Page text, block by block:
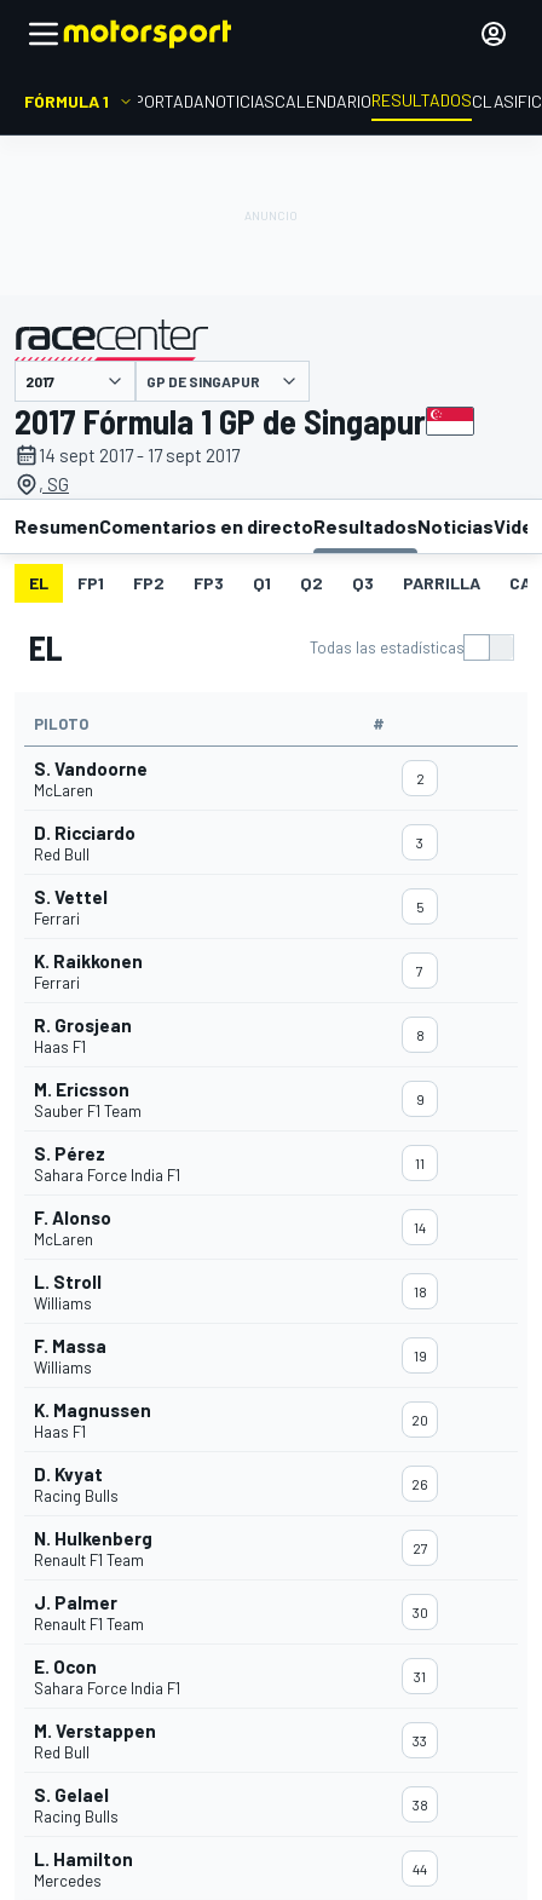
FÓRMULA 1 PORTADANOTICIASCALENDARIORESULTADOS
presentado por GP DE SINGAPUR
2017 Fórmula 1 GP de Singapur
14 sept 2017 - 17 sept 2017
, SG
ResumenComentarios en directoResultadosNoticias
EL FP1 FP2 FP3 Q1 Q2 Q3 PARRILLA
EL Todas las estadísticas
PILOTO #
S. Vandoorne
McLaren
2
D. Ricciardo
Red Bull
3
S. Vettel
Ferrari
5
K. Raikkonen
Ferrari
7
R. Grosjean
Haas F1
8
M. Ericsson
Sauber F1 Team
9
S. Pérez
Sahara Force India F1
11
F. Alonso
McLaren
14
L. Stroll
Williams
18
F. Massa
Williams
19
K. Magnussen
Haas F1
20
D. Kvyat
Racing Bulls
26
N. Hulkenberg
Renault F1 Team
27
J. Palmer
Renault F1 Team
30
E. Ocon
Sahara Force India F1
31
M. Verstappen
Red Bull
33
S. Gelael
Racing Bulls
38
L. Hamilton
Mercedes
44